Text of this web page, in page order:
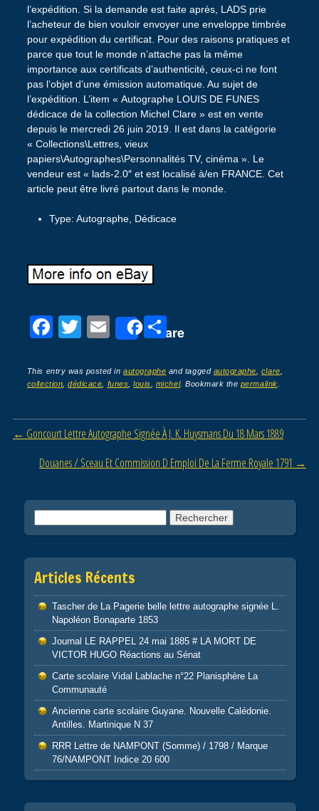
l’expédition. Si la demande est faite après, LADS prie
l’acheteur de bien vouloir envoyer une enveloppe timbrée
pour expédition du certificat. Pour des raisons pratiques et
parce que tout le monde n’attache pas la même
importance aux certificats d’authenticité, ceux-ci ne font
pas l’objet d’une émission automatique. Au sujet de
l’expédition. L’item « Autographe LOUIS DE FUNES
dédicace de la collection Michel Clare » est en vente
depuis le mercredi 26 juin 2019. Il est dans la catégorie
« Collections\Lettres, vieux
papiers\Autographes\Personnalités TV, cinéma ». Le
vendeur est « lads-2.0″ et est localisé à/en FRANCE. Cet
article peut être livré partout dans le monde.
Type: Autographe, Dédicace
F
c
e
b
o
o
T
tt
er
E
ail
Share
P
ta
g
er
This entry was posted inautographe and tagged autographe clare
collection ,dédicace funes ,louis michel. Bookmark the permalink
Post navigation
← Goncourt Lettre Autographe Signée À J. K. Huysmans Du 18 Mars 1889
Douanes / Sceau Et Commission D Emploi De La Ferme Royale 1791 →
Articles Récents
Tascher de La Pagerie belle lettre autographe signée L.
Napoléon Bonaparte 1853
Journal LE RAPPEL 24 mai 1885 # LA MORT DE
VICTOR HUGO Réactions au Sénat
Carte scolaire Vidal Lablache n°22 Planisphère La
Communauté
Ancienne carte scolaire Guyane. Nouvelle Calédonie.
Antilles. Martinique N 37
RRR Lettre de NAMPONT (Somme) / 1798 / Marque
76/NAMPONT Indice 20 600